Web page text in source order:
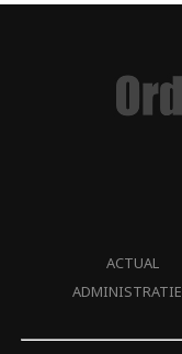
ACTUAL
ADMINISTRATIE